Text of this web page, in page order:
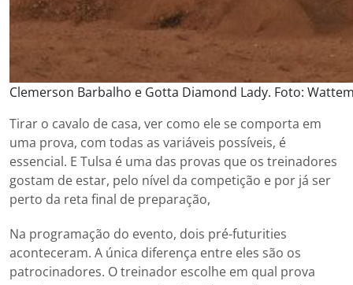
Clemerson Barbalho e Gotta Diamond Lady. Foto:
Tirar o cavalo de casa, ver como ele se comporta em
uma prova, com todas as variáveis possíveis, é
essencial. E Tulsa é uma das provas que os treinadores
gostam de estar, pelo nível da competição e por já ser
perto da reta final de preparação,
Na programação do evento, dois pré-futurities
aconteceram. A única diferença entre eles são os
patrocinadores. O treinador escolhe em qual prova